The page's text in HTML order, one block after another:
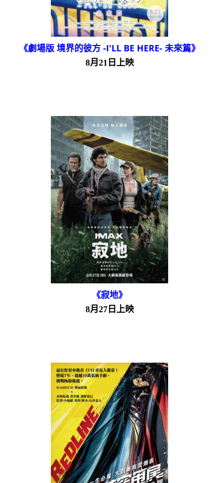
《劇場版 境界的彼方 -I'LL BE HERE- 未來篇》
8月21日上映
《寂地》
8月27日上映